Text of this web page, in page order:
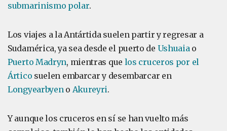
submarinismo polar.
Los viajes a la Antártida suelen partir y regresar a
Sudamérica, ya sea desde el puerto de Ushuaiao
Puerto Madryn, mientras que los cruceros por el
Ártico suelen embarcar y desembarcar en
Longyearbyeno Akureyri.
Y aunque los cruceros en sí se han vuelto más